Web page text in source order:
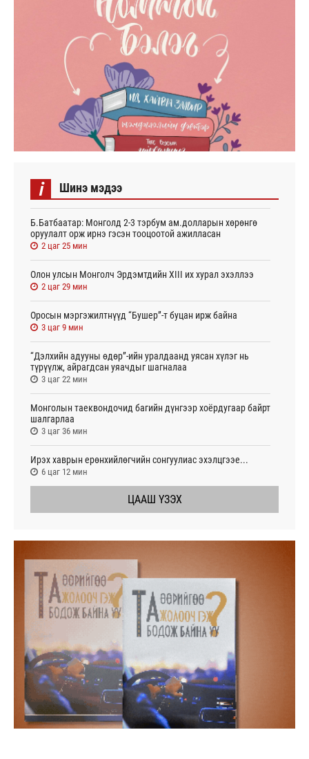
i Шинэ мэдээ
Б.Батбаатар: Монголд 2-3 тэрбум ам.долларын хөрөнгө
оруулалт орж ирнэ гэсэн тооцоотой ажилласан
2 цаг 25 мин
Олон улсын Монголч Эрдэмтдийн XIII их хурал эхэллээ
2 цаг 29 мин
Оросын мэргэжилтнүүд “Бушер”-т буцан ирж байна
3 цаг 9 мин
“Дэлхийн адууны өдөр”-ийн уралдаанд уясан хүлэг нь
түрүүлж, айрагдсан уяачдыг шагналаа
3 цаг 22 мин
Монголын таеквондочид багийн дүнгээр хоёрдугаар байрт
шалгарлаа
3 цаг 36 мин
Ирэх хаврын ерөнхийлөгчийн сонгуулиас эхэлцгээе...
6 цаг 12 мин
ЦААШ ҮЗЭХ